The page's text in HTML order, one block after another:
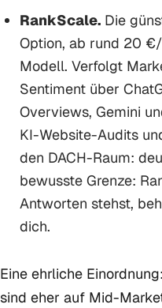
RankScale.Die
Option, ab rund 20
Modell. Verfolgt
Sentiment über
Overviews, Gemini
KI-Website-Audits
den DACH-Raum:
bewusste Grenze:
Antworten stehst,
dich.
Eine ehrliche
sind eher auf Mid-